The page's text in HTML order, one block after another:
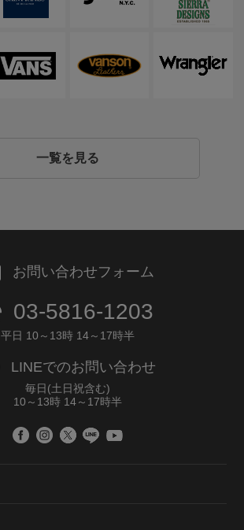
一覧を見る
お問い合わせフォーム
03-5816-1203
平日 10～13時 14～17時半
LINEでのお問い合わせ
毎日(土日祝含む)
10～13時 14～17時半